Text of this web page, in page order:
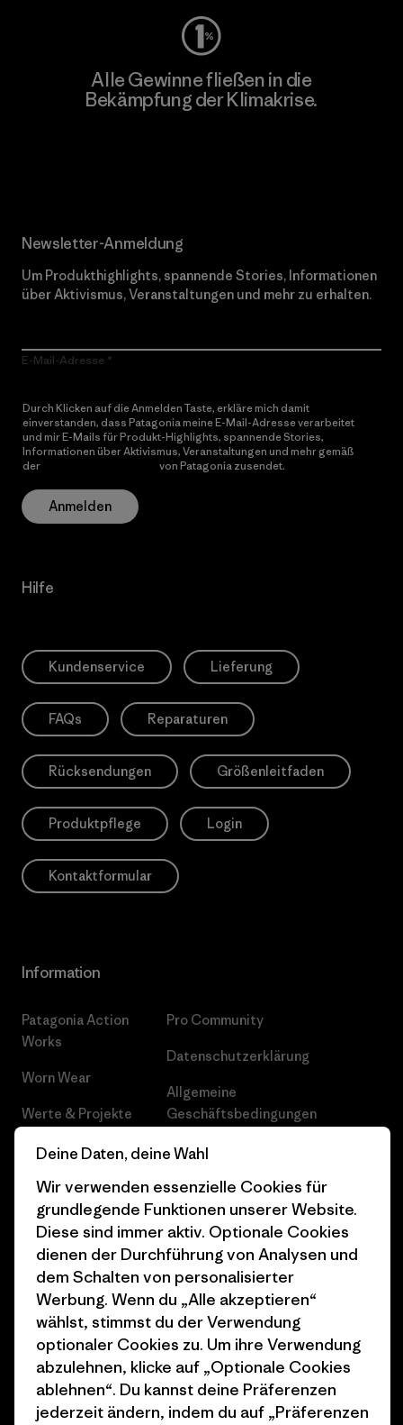
Alle Gewinne fließen in die
Bekämpfung der Klimakrise.
Newsletter-Anmeldung
Um Produkthighlights, spannende Stories, Informationen
über Aktivismus, Veranstaltungen und mehr zu erhalten.
E-Mail-Adresse
Durch Klicken auf die Anmelden Taste, erkläre mich damit
einverstanden, dass Patagonia meine E-Mail-Adresse verarbeitet
und mir E-Mails für Produkt-Highlights, spannende Stories,
Informationen über Aktivismus, Veranstaltungen und mehr gemäß
der
von Patagonia zusendet.
Anmelden
Hilfe
Kundenservice Lieferung
FAQs Reparaturen
Rücksendungen Größenleitfaden
Produktpflege Login
Kontaktformular
Information
Patagonia Action
Works
Worn Wear
Werte & Projekte
Progress Report
Business Unusual
Klimaziele
1% For The Planet
Wie wir finanzieren
Geschenkgutscheine
Stores in deiner Nähe
Pro Community
Datenschutzerklärung
Allgemeine
Geschäftsbedingungen
Cookie Einstellungen
Karriere
Pressekontakt
Industry program
Affiliate-Programm
Patagonia Schweiz
Seitenverzeichnis
Deine Daten, deine Wahl
Wir verwenden essenzielle Cookies für
grundlegende Funktionen unserer Website.
Diese sind immer aktiv. Optionale Cookies
dienen der Durchführung von Analysen und
dem Schalten von personalisierter
Werbung. Wenn du „Alle akzeptieren“
wählst, stimmst du der Verwendung
optionaler Cookies zu. Um ihre Verwendung
abzulehnen, klicke auf „Optionale Cookies
ablehnen“. Du kannst deine Präferenzen
jederzeit ändern, indem du auf „Präferenzen